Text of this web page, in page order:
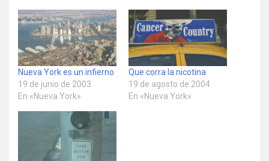
Nueva York es un infierno
19 de junio de 2003
En «Nueva York»
Que corra la nicotina
19 de agosto de 2004
En «Nueva York»